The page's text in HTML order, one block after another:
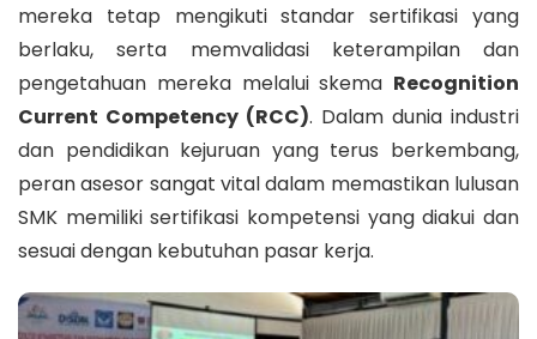
mereka tetap mengikuti standar sertifikasi yang
berlaku, serta memvalidasi keterampilan dan
pengetahuan mereka melalui skema Recognition
Current Competency (RCC). Dalam dunia industri
dan pendidikan kejuruan yang terus berkembang,
peran asesor sangat vital dalam memastikan lulusan
SMK memiliki sertifikasi kompetensi yang diakui dan
sesuai dengan kebutuhan pasar kerja.